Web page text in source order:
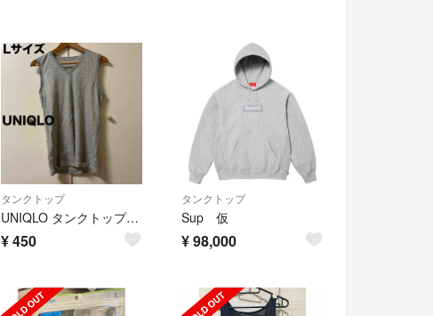
タンクトップ
UNIQLO タンクトップ Lサイズ グレー系
¥450
タンクトップ
Sup 仮
¥98,000